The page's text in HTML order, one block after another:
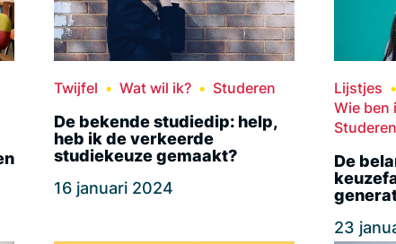
Twijfel Wat wil ik? Studeren
De bekende studiedip: help,
heb ik de verkeerde
studiekeuze gemaakt?
16 januari 2024
Lijstjes
Wie ben
Studeren
De
23